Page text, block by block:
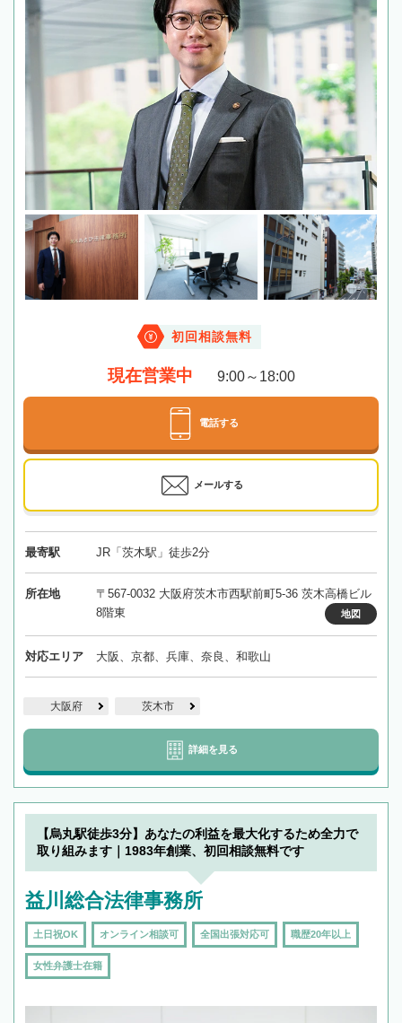
初回相談無料
現在営業中 9:00～18:00
電話する
メールする
最寄駅 JR「茨木駅」徒歩2分
所在地
〒567-0032 大阪府茨木市西駅前町5-36 茨木高橋ビル
8階東
地図
対応エリア 大阪、京都、兵庫、奈良、和歌山
大阪府 茨木市
詳細を見る
【烏丸駅徒歩3分】あなたの利益を最大化するため全力で
取り組みます｜1983年創業、初回相談無料です
益川総合法律事務所
土日祝OK オンライン相談可 全国出張対応可 職歴20年以上
女性弁護士在籍